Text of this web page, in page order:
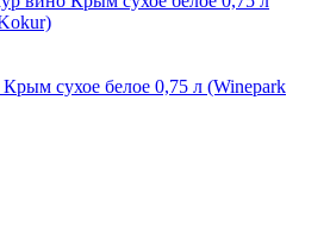
сухое белое 0,75 л (Winepark